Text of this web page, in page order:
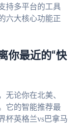
持多平台的工具
六大核心功能正
你最近的“快
无论你在北美、
它的智能推荐最
杯英格兰vs巴拿马